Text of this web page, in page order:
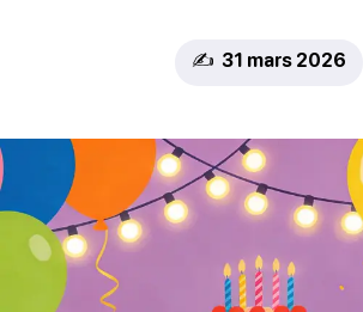
✍️ 31 mars 2026